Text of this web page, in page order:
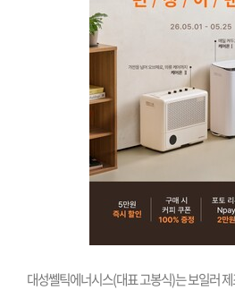
대성쎌틱에너시스(대표 고봉식)는 보일러